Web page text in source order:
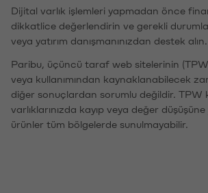
Dijital varlık işlemleri yapmadan önce
dikkatlice değerlendirin ve gerekli
veya yatırım danışmanınızdan destek alın.
Paribu, üçüncü taraf web sitelerinin
veya kullanımından kaynaklanabilecek
diğer sonuçlardan sorumlu değildir. TPW
varlıklarınızda kayıp veya değer
ürünler tüm bölgelerde sunulmayabilir.